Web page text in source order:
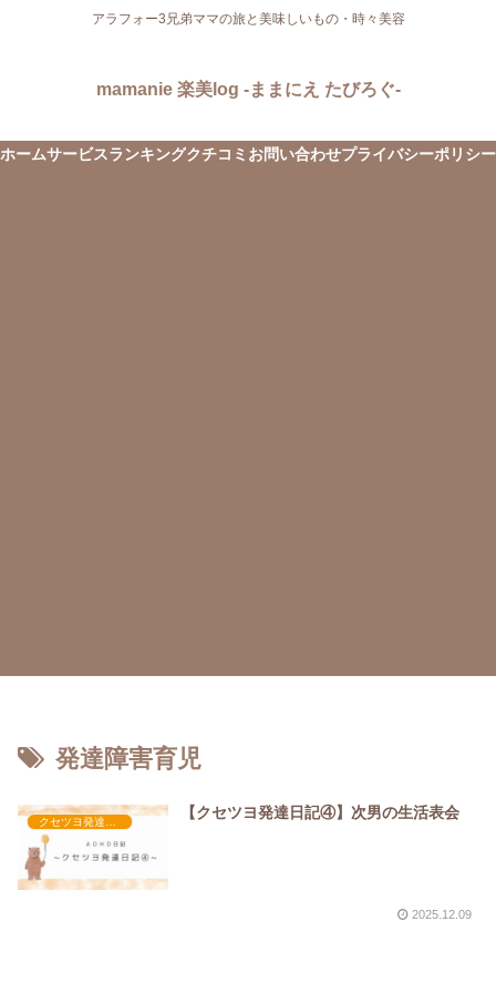
アラフォー3兄弟ママの旅と美味しいもの・時々美容
mamanie 楽美log -ままにえ たびろぐ-
ホームサービスランキングクチコミ お問い合わせプライバシーポリシー
発達障害育児
クセツヨ発達日記
【クセツヨ発達日記④】次男の生活表会
2025.12.09